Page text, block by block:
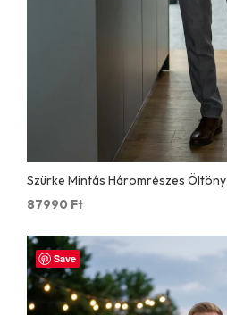
Szürke Mintás Háromrészes Öltöny
87990 Ft
Save